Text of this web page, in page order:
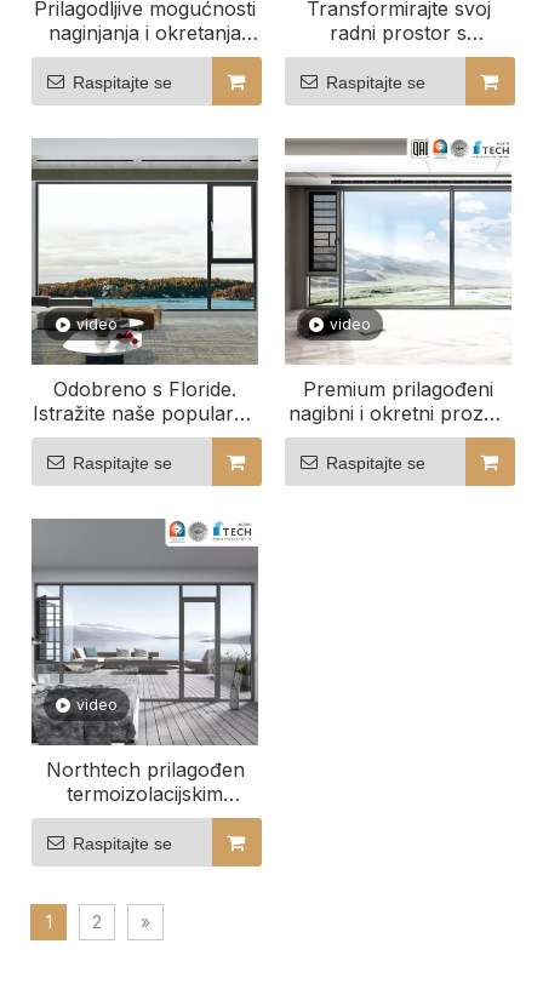
Prilagodljive mogućnosti
naginjanja i okretanja
Windowsa komercijalne
kvalitete
Raspitajte se
Transformirajte svoj
radni prostor s
prilagođenim nagibom i
okretanjem prozora
Raspitajte se
video
Odobreno s Floride.
Istražite naše popularne
velike aluminijske
prozore
Raspitajte se
video
Premium prilagođeni
nagibni i okretni prozori
za komercijalne projekte
Raspitajte se
video
Northtech prilagođen
termoizolacijskim
aluminijskim
panoramskim prozorom
koji štedi energiju
Raspitajte se
1 2 »